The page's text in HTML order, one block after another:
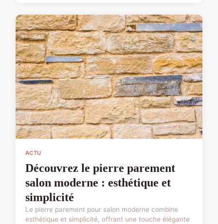
ACTU
Découvrez le pierre parement
salon moderne : esthétique et
simplicité
Le pierre parement pour salon moderne combine
esthétique et simplicité, offrant une touche élégante